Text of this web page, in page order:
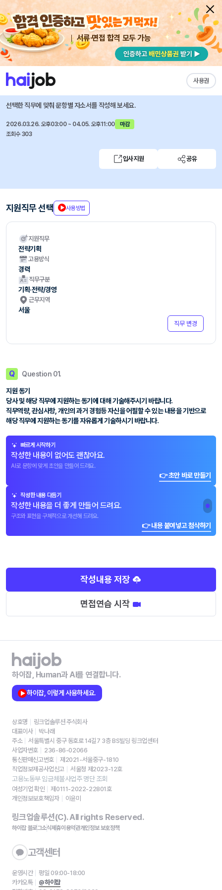
서류·면접 합격 모두 가능
사용권
채용공고 자소서 자유항목 자소서 내 작성목록
LG생활건강 즐겨찾기
전략담당 경력사원 채용
선택한 직무에 맞춰 문항별 자소서를 작성해 보세요.
2026.03.26. 오후03:00 ~ 04.05. 오후11:00
마감
조회수 303
입사지원 공유
지원직무 선택 사용방법
지원직무
전략기획
고용방식
경력
직무구분
기획·전략/경영
근무지역
서울
직무 변경
Q Question 01.
지원 동기
당사 및 해당 직무에 지원하는 동기에 대해 기술해주시기 바랍니다.
직무역량, 관심사항, 개인의 과거 경험등 자신을 어필할 수 있는 내용을 기반으로
해당 직무에 지원하는 동기를 자유롭게 기술하시기 바랍니다.
빠르게 시작하기
작성한 내용이 없어도 괜찮아요.
AI로 문항에 맞게 초안을 만들어 드려요.
👉 초안 바로 만들기
작성한 내용 다듬기
작성한 내용을 더 좋게 만들어 드려요.
구조와 표현을 구체적으로 개선해 드려요.
👉 내용 붙여넣고 첨삭하기
작성내용 저장
면접연습 시작
하이잡, Human과 AI를 연결합니다.
하이잡, 이렇게 사용하세요.
상호명
링크업솔루션 주식회사
대표이사
박나래
주소
서울특별시 중구 동호로 14길7 3층 BS빌딩 링크업센터
사업자번호
236-86-02066
통신판매신고번호
제2021-서울중구-1810
직업정보제공사업신고
서울청 제2023-12호
고용노동부 임금체불사업주 명단 조회
여성기업 확인
제0111-2022-22801호
개인정보보호책임자
이윤미
링크업솔루션(C). All rights Reserved.
하이잡 블로그소식제휴이용약관개인정보 보호정책
고객센터
운영시간
평일 09:00-18:00
카카오톡
@하이잡